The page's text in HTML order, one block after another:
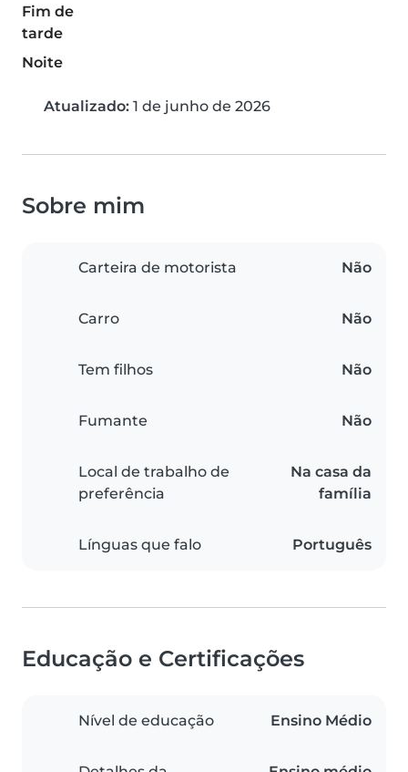
Fim de
tarde
Noite
Atualizado: 1 de junho de 2026
Sobre mim
Carteira de motorista Não
Carro Não
Tem filhos Não
Fumante Não
Local de trabalho de
preferência
Na casa da
família
Línguas que falo Português
Educação e Certificações
Nível de educação Ensino Médio